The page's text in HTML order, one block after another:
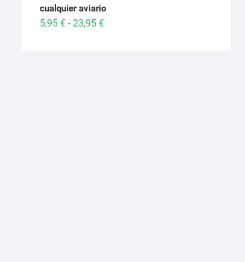
cualquier aviario
5,95 € - 23,95 €Rango